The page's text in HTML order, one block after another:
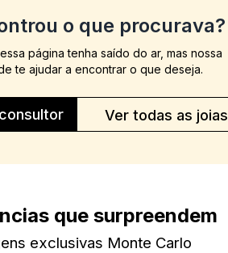
o que procurava?
página tenha saído do ar, mas nossa
te ajudar a encontrar o que deseja.
Ver todas as joias
que surpreendem
exclusivas Monte Carlo